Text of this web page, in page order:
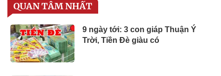
QUAN TÂM NHẤT
9 ngày tới: 3 con giáp Thuận Ý
Trời, Tiền Đè giàu có